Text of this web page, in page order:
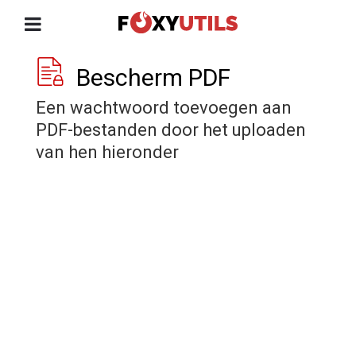
Bescherm PDF
Een wachtwoord toevoegen aan
PDF-bestanden door het uploaden
van hen hieronder